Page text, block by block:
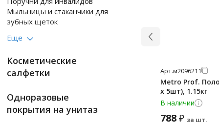
Мыльницы и стаканчики для
зубных щеток
Еще
Косметические
салфетки
Одноразовые
покрытия на унитаз
Арт.м2096211
Metro Prof.
x 5шт), 1.15кг
В наличии
788₽ за шт.